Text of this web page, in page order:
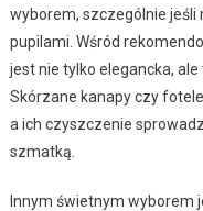
wyborem, szczególnie
pupilami. Wśród
jest nie tylko elegancka,
Skórzane kanapy czy
a ich czyszczenie
szmatką.
Innym świetnym wyborem